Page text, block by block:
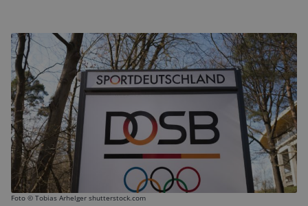
Foto © Tobias Arhelger shutterstock.com